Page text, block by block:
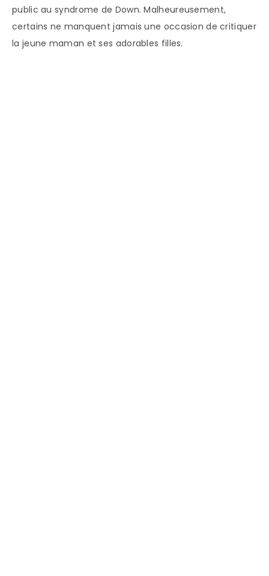
public au syndrome de Down. Malheureusement,
certains ne manquent jamais une occasion de critiquer
la jeune maman et ses adorables filles.